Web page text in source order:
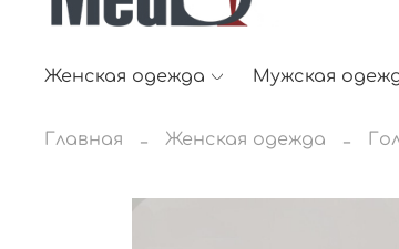
Женская одежда Мужская
Главная Женская одежда